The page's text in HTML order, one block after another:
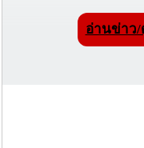
อ่านข่าว/